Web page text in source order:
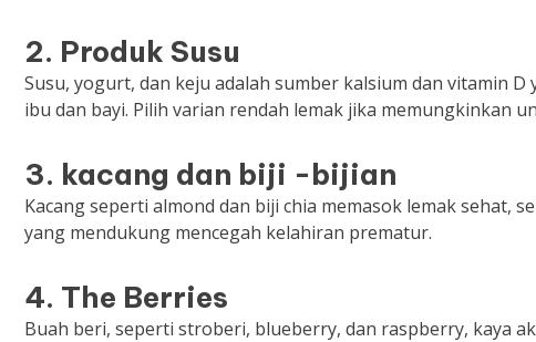
2. Produk Susu
Susu, yogurt, dan keju adalah sumber kalsium dan vitamin
ibu dan bayi. Pilih varian rendah lemak jika memungkinkan
3. kacang dan biji -bijian
Kacang seperti almond dan biji chia memasok lemak sehat,
yang mendukung mencegah kelahiran prematur.
4. The Berries
Buah beri, seperti stroberi, blueberry, dan raspberry, kaya